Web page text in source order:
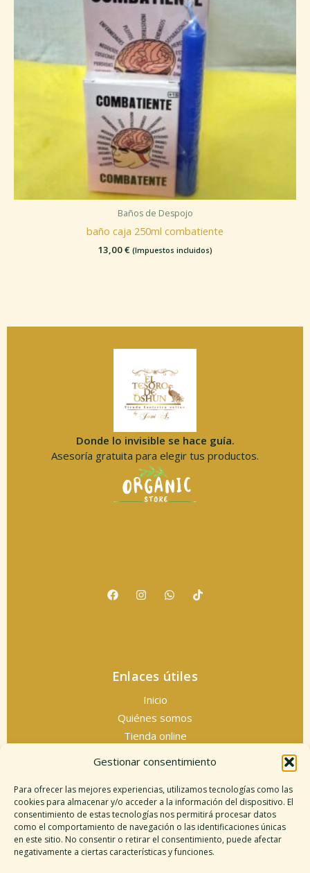
Gestionar consentimiento
Para ofrecer las mejores experiencias, utilizamos tecnologías como las
cookies para almacenar y/o acceder a la información del dispositivo. El
consentimiento de estas tecnologías nos permitirá procesar datos
como el comportamiento de navegación o las identificaciones únicas
en este sitio. No consentir o retirar el consentimiento, puede afectar
negativamente a ciertas características y funciones.
Baños de Despojo
baño caja 250ml combatiente
13,00€ (Impuestos incluidos)
Donde lo invisible se hace guía.
Asesoría gratuita para elegir tus productos.
Enlaces útiles
Inicio
Quiénes somos
Tienda online
Información legal